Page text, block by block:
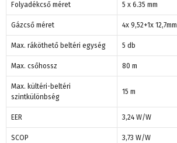
Folyadékcső méret 5 x 6.35 mm
Gázcső méret 4x 9,52+1x 12,7mm
Max. ráköthető beltéri egység 5 db
Max. csőhossz 80 m
Max. kültéri-beltéri
szintkülönbség
15 m
EER 3,24 W/W
SCOP 3,73 W/W